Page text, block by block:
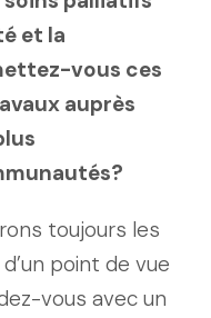
et la
vous ces
auprès
toujours les
point de vue
vous avec un